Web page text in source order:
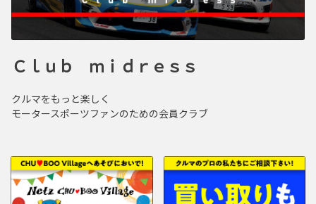
Ｃｌｕｂ ｍｉｄｒｅｓｓ
クルマをもっと楽しく
モータースポーツファンのための会員クラブ